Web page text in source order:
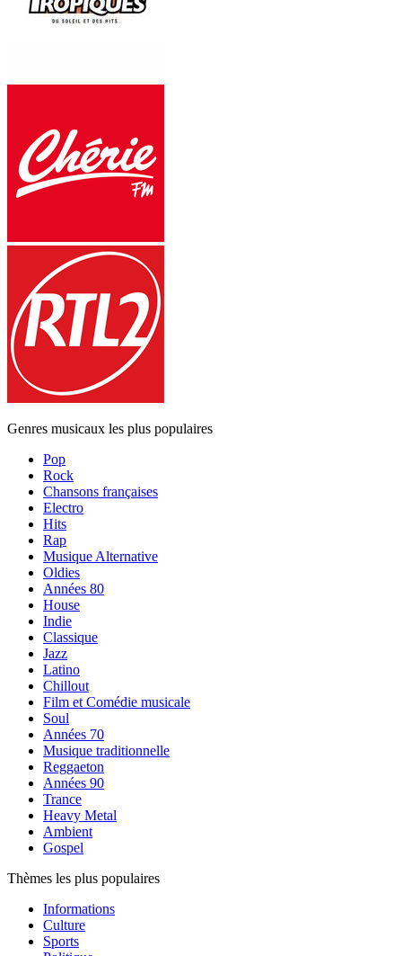
Genres musicaux les plus populaires
Pop
Rock
Chansons françaises
Electro
Hits
Rap
Musique Alternative
Oldies
Années 80
House
Indie
Classique
Jazz
Latino
Chillout
Film et Comédie musicale
Soul
Années 70
Musique traditionnelle
Reggaeton
Années 90
Trance
Heavy Metal
Ambient
Gospel
Thèmes les plus populaires
Informations
Culture
Sports